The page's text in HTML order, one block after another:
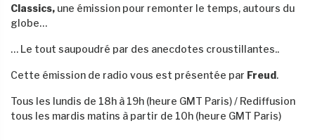
Classics, une émission pour remonter le temps, autours du
globe…
… Le tout saupoudré par des anecdotes croustillantes..
Cette émission de radio vous est présentée par Freud.
Tous les lundis de 18h à 19h (heure GMT Paris) / Rediffusion
tous les mardis matins à partir de 10h (heure GMT Paris)